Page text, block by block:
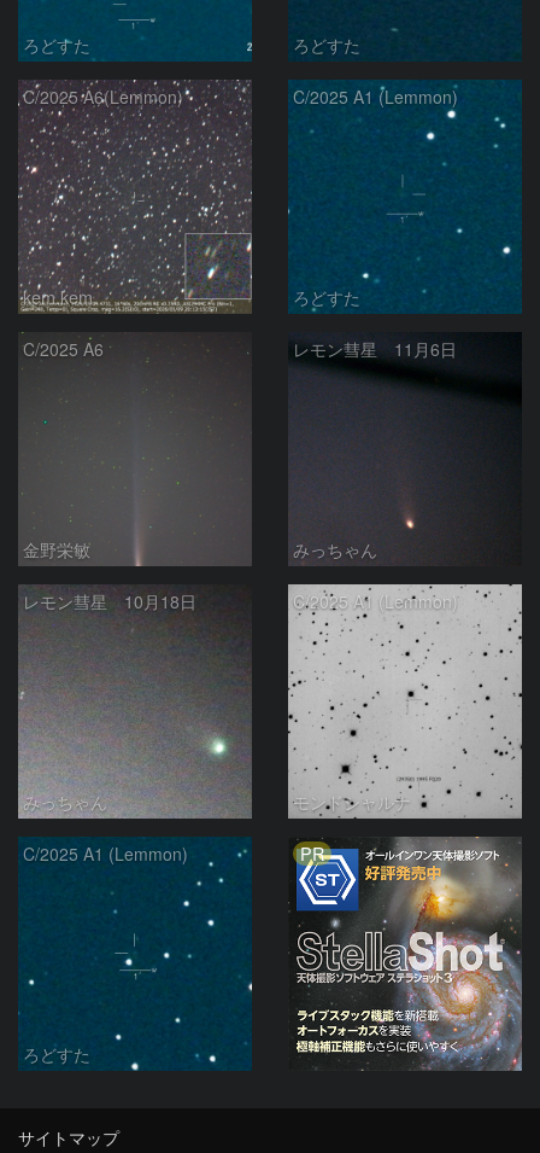
ろどすた ろどすた
C/2025 A6(Lemmon)
kem.kem
C/2025 A1 (Lemmon)
ろどすた
C/2025 A6
金野栄敏
レモン彗星 11月6日
みっちゃん
レモン彗星 10月18日
みっちゃん
C/2025 A1 (Lemmon)
モンドシャルナ
C/2025 A1 (Lemmon)
ろどすた
PR
サイトマップ